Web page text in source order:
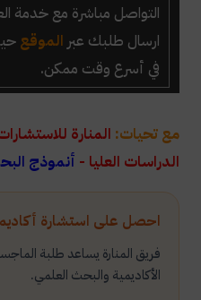
احصل على استشارة
فريق المنارة يساعد طلبة
الأكاديمية والبحث العلمي.
التواصل مباشرة مع خدمة
ارسال طلبك عبر الموقع
في أسرع وقت ممكن.
مع تحيات: المنارة
الدراسات العليا - أنموذج